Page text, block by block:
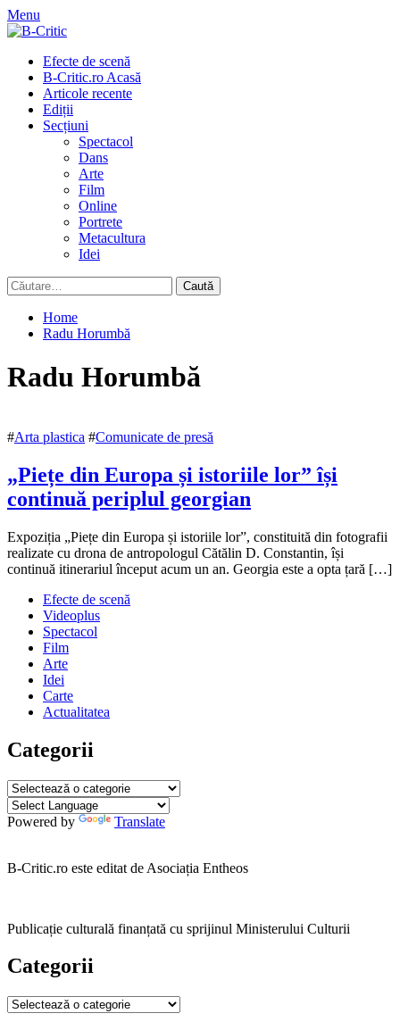
Skip
to
Menu
Primary
Menu
Efecte de scenă
B-Critic.ro Acasă
Articole recente
Ediții
Secțiuni
Spectacol
Dans
Arte
Film
Online
Portrete
Metacultura
Idei
Caută
după:
Home
Radu Horumbă
Radu Horumbă
#Arta plastica #Comunicate de presă
„Piețe din Europa și istoriile lor” își
continuă periplul georgian
20
iunie
201916
2022
Expoziția „Piețe din Europa și istoriile lor”, constituită din fotografii
realizate cu drona de antropologul Cătălin D. Constantin, își
continuă itinerariul început acum un an. Georgia este a opta țară […]
Efecte de scenă
Videoplus
Spectacol
Film
Arte
Idei
Carte
Actualitatea
Categorii
Categorii
Powered by Translate
B-Critic.ro este editat de Asociația Entheos
Publicație culturală finanțată cu sprijinul Ministerului Culturii
Categorii
Categorii